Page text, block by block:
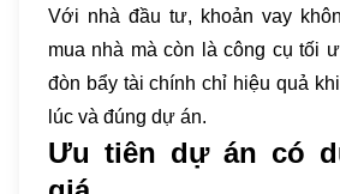
Với nhà đầu tư, khoản vay
mua nhà mà còn là công cụ tối
đòn bẩy tài chính chỉ hiệu quả
lúc và đúng dự án.
Ưu tiên dự án có